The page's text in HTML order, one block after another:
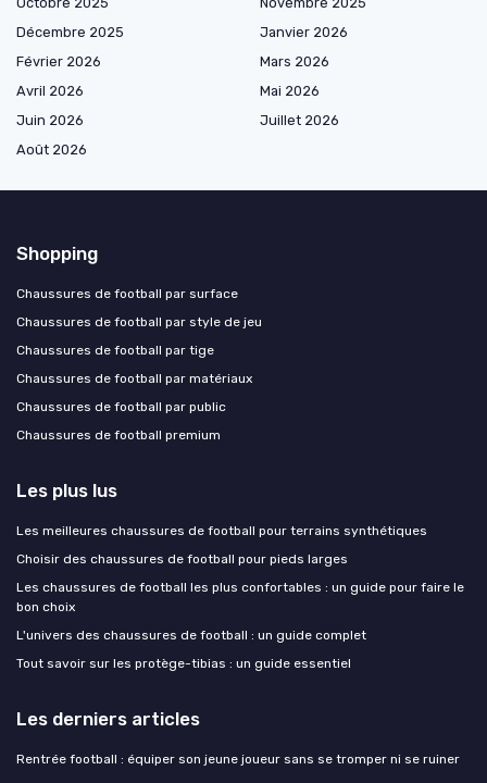
Décembre 2025
Janvier 2026
Février 2026
Mars 2026
Avril 2026
Mai 2026
Juin 2026
Juillet 2026
Août 2026
Shopping
Chaussures de football par surface
Chaussures de football par style de jeu
Chaussures de football par tige
Chaussures de football par matériaux
Chaussures de football par public
Chaussures de football premium
Les plus lus
Les meilleures chaussures de football pour terrains synthétiques
Choisir des chaussures de football pour pieds larges
Les chaussures de football les plus confortables : un guide pour faire le
bon choix
L'univers des chaussures de football : un guide complet
Tout savoir sur les protège-tibias : un guide essentiel
Les derniers articles
Rentrée football : équiper son jeune joueur sans se tromper ni se ruiner